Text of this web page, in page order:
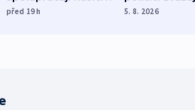
různých zemí
před 19h
dohodu o
5. 8. 2026